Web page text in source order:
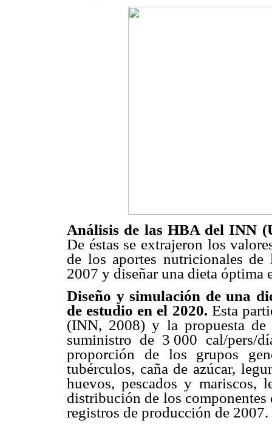
Análisis de las HBA del INN
De éstas se extrajeron los
de los aportes nutricionales
2007 y diseñar una dieta óptima
Diseño y simulación de una
de estudio en el 2020. Esta
(INN, 2008) y la propuesta
suministro de 3 000 cal/pers/
proporción de los grupos
tubérculos, caña de azúcar,
huevos, pescados y
distribución de los componentes
registros de producción de 2007.